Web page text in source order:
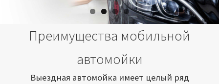
Подетальная химчистка
Как это работает
Преимущества мобильной
автомойки
Выездная автомойка имеет целый ряд